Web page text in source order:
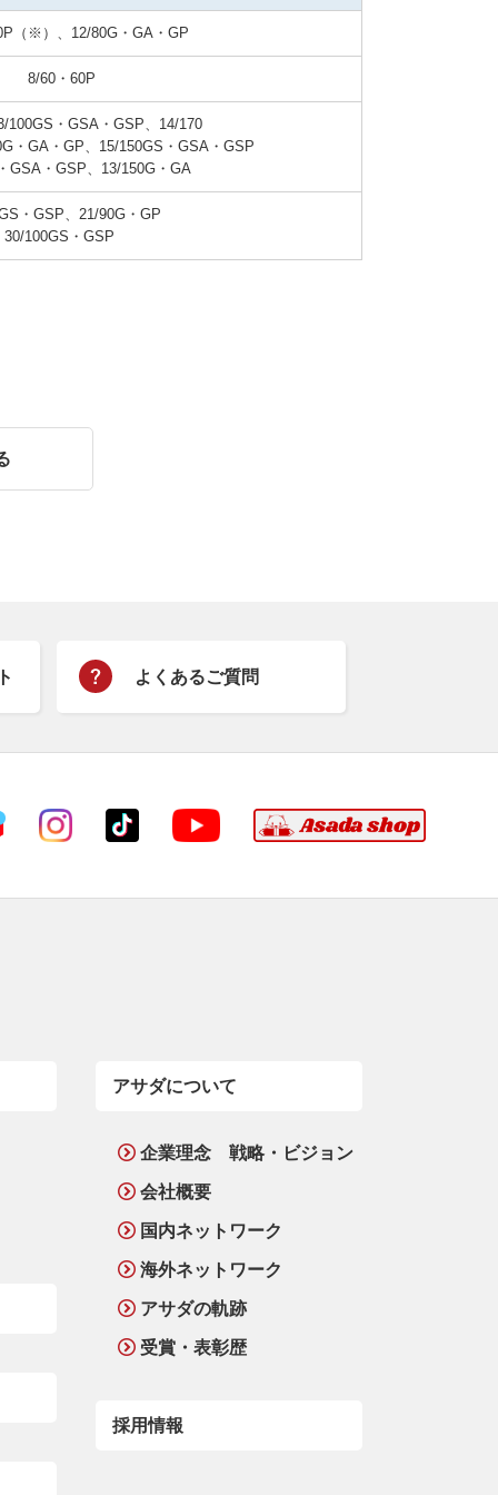
（※）、12/80G・GA・GP
8/60・60P
100GS・GSA・GSP、14/170
・GA・GP、15/150GS・GSA・GSP
・GSP、21/90G・GP
よくあるご質問
アサダについて
企業理念 戦略・ビジョン
会社概要
国内ネットワーク
海外ネットワーク
アサダの軌跡
受賞・表彰歴
採用情報